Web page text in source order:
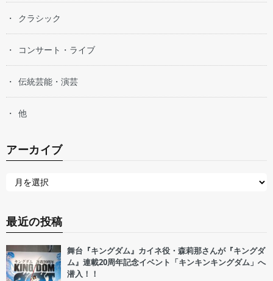
クラシック
コンサート・ライブ
伝統芸能・演芸
他
アーカイブ
最近の投稿
舞台『キングダム』カイネ役・森莉那さんが『キングダ
ム』連載20周年記念イベント「キンキンキングダム」へ
潜入！！